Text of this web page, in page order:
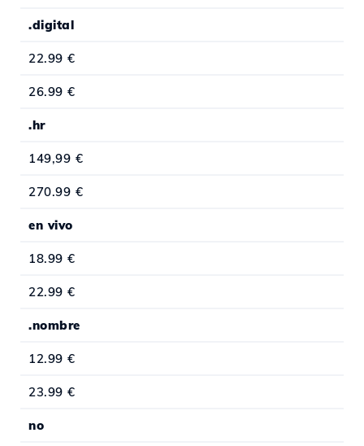
.digital
22.99 €
26.99 €
.hr
149,99 €
270.99 €
en vivo
18.99 €
22.99 €
.nombre
12.99 €
23.99 €
no